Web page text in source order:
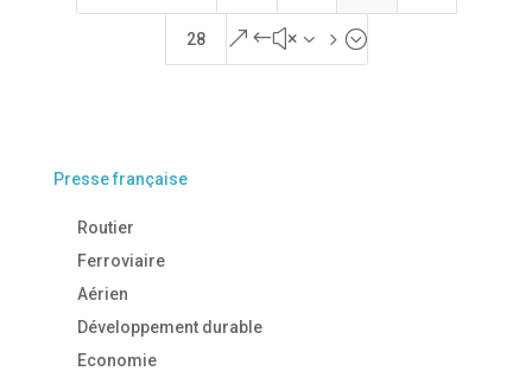
28 &#x35;
Presse française
Routier
Ferroviaire
Aérien
Développement durable
Economie